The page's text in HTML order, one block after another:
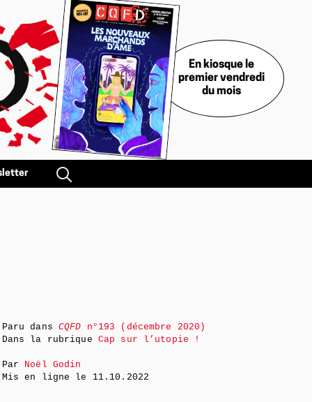
En kiosque le
premier vendredi
du mois
Paru dans CQFD n°193 (décembre 2020)
Dans la rubrique Cap sur l’utopie !
Par Noël Godin
Mis en ligne le 11.10.2022